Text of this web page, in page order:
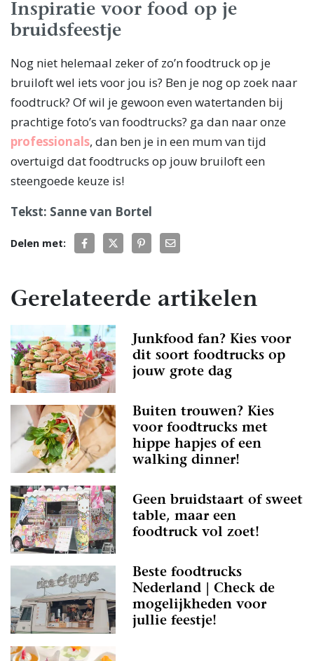
Inspiratie voor food op je
bruidsfeestje
Nog niet helemaal zeker of zo’n foodtruck op je
bruiloft wel iets voor jou is? Ben je nog op zoek naar
foodtruck? Of wil je gewoon even watertanden bij
prachtige foto’s van foodtrucks? ga dan naar onze
professionals, dan ben je in een mum van tijd
overtuigd dat foodtrucks op jouw bruiloft een
steengoede keuze is!
Tekst: Sanne van Bortel
Delen met:
Gerelateerde artikelen
Junkfood fan? Kies voor
dit soort foodtrucks op
jouw grote dag
Buiten trouwen? Kies
voor foodtrucks met
hippe hapjes of een
walking dinner!
Geen bruidstaart of sweet
table, maar een
foodtruck vol zoet!
Beste foodtrucks
Nederland | Check de
mogelijkheden voor
jullie feestje!